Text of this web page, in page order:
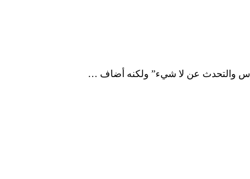
والتحدث عن لا شيء” ولكنه أضاف …